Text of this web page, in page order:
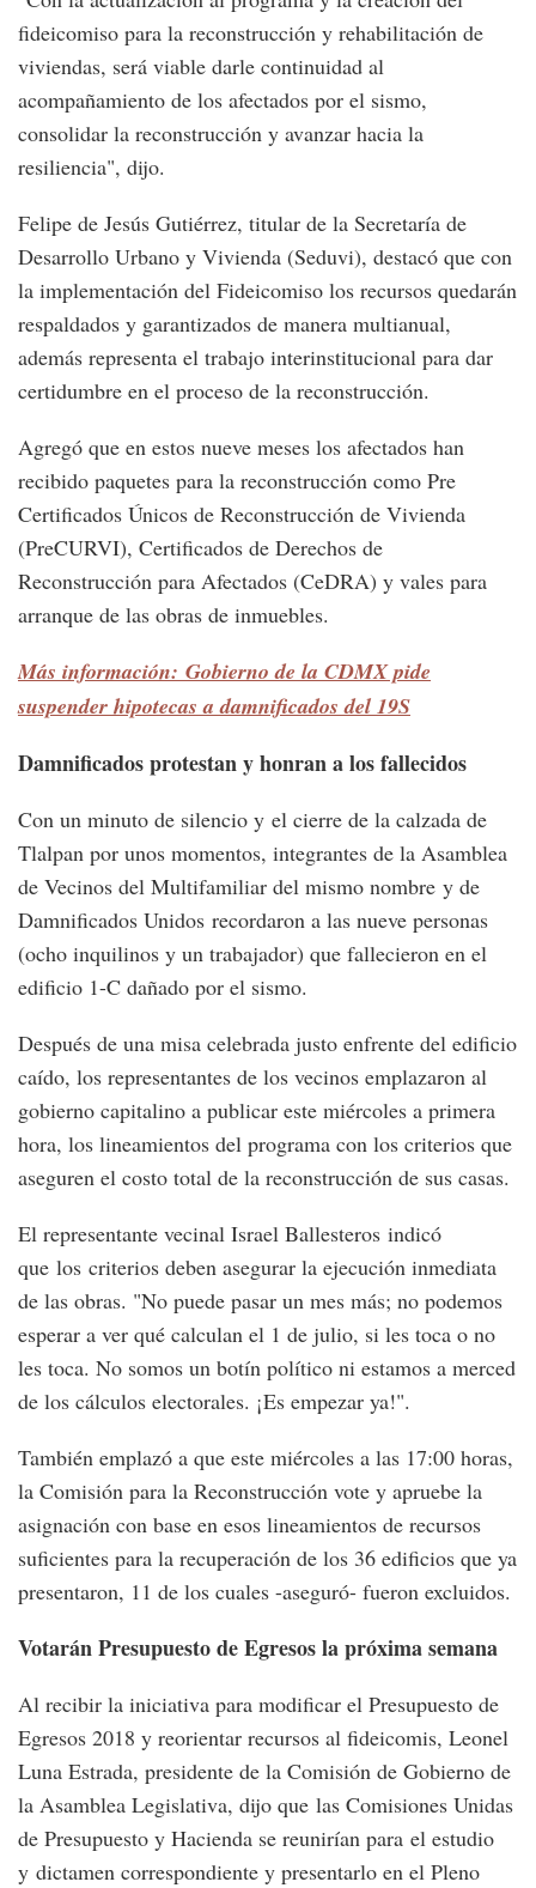
fideicomiso para la reconstrucción y rehabilitación de
viviendas, será viable darle continuidad al
acompañamiento de los afectados por el sismo,
consolidar la reconstrucción y avanzar hacia la
resiliencia", dijo.
Felipe de Jesús Gutiérrez, titular de la Secretaría de
Desarrollo Urbano y Vivienda (Seduvi), destacó que con
la implementación del Fideicomiso los recursos quedarán
respaldados y garantizados de manera multianual,
además representa el trabajo interinstitucional para dar
certidumbre en el proceso de la reconstrucción.
Agregó que en estos nueve meses los afectados han
recibido paquetes para la reconstrucción como Pre
Certificados Únicos de Reconstrucción de Vivienda
(PreCURVI), Certificados de Derechos de
Reconstrucción para Afectados (CeDRA) y vales para
arranque de las obras de inmuebles.
Más información: Gobierno de la CDMX pide
suspender hipotecas a damnificados del 19S
Damnificados protestan y honran a los fallecidos
Con un minuto de silencio y el cierre de la calzada de
Tlalpan por unos momentos, integrantes de la Asamblea
de Vecinos del Multifamiliar del mismo nombre y de
Damnificados Unidos recordaron a las nueve personas
(ocho inquilinos y un trabajador) que fallecieron en el
edificio 1-C dañado por el sismo.
Después de una misa celebrada justo enfrente del edificio
caído, los representantes de los vecinos emplazaron al
gobierno capitalino a publicar este miércoles a primera
hora, los lineamientos del programa con los criterios que
aseguren el costo total de la reconstrucción de sus casas.
El representante vecinal Israel Ballesteros indicó
que los criterios deben asegurar la ejecución inmediata
de las obras. "No puede pasar un mes más; no podemos
esperar a ver qué calculan el 1 de julio, si les toca o no
les toca. No somos un botín político ni estamos a merced
de los cálculos electorales. ¡Es empezar ya!".
También emplazó a que este miércoles a las 17:00 horas,
la Comisión para la Reconstrucción vote y apruebe la
asignación con base en esos lineamientos de recursos
suficientes para la recuperación de los 36 edificios que ya
presentaron, 11 de los cuales -aseguró- fueron excluidos.
Votarán Presupuesto de Egresos la próxima semana
Al recibir la iniciativa para modificar el Presupuesto de
Egresos 2018 y reorientar recursos al fideicomis, Leonel
Luna Estrada, presidente de la Comisión de Gobierno de
la Asamblea Legislativa, dijo que las Comisiones Unidas
de Presupuesto y Hacienda se reunirían para el estudio
y dictamen correspondiente y presentarlo en el Pleno